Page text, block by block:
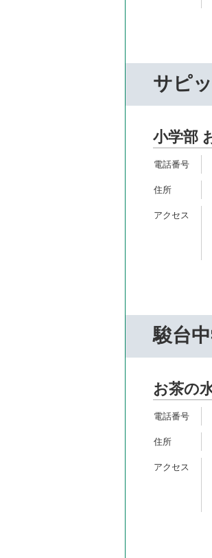
サピ
小学部
駿台
お茶の